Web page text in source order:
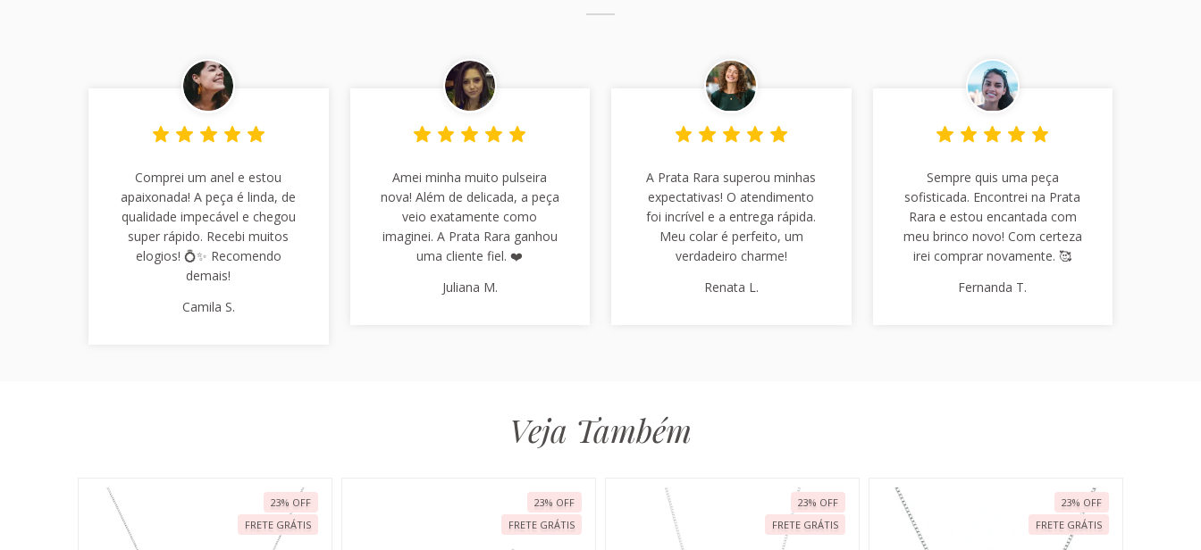
Comprei um anel e estou
apaixonada! A peça é linda, de
qualidade impecável e chegou
super rápido. Recebi muitos
elogios! 💍✨ Recomendo
demais!
Camila S.
Amei minha muito pulseira
nova! Além de delicada, a peça
veio exatamente como
imaginei. A Prata Rara ganhou
uma cliente fiel. ❤️
Juliana M.
A Prata Rara superou minhas
expectativas! O atendimento
foi incrível e a entrega rápida.
Meu colar é perfeito, um
verdadeiro charme!
Renata L.
Sempre quis uma peça
sofisticada. Encontrei na Prata
Rara e estou encantada com
meu brinco novo! Com certeza
irei comprar novamente. 🥰
Fernanda T.
Veja Também
23% OFF
FRETE GRÁTIS
23% OFF
FRETE GRÁTIS
23% OFF
FRETE GRÁTIS
23% OFF
FRETE GRÁTIS